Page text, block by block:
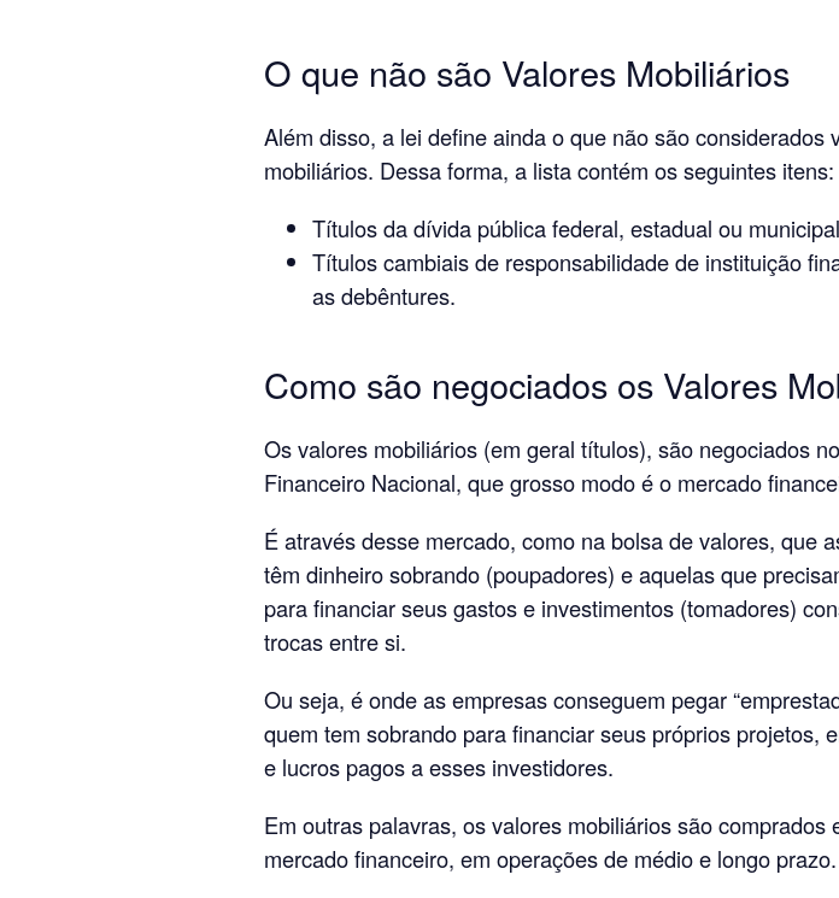
O que não são Valores Mobiliários
Além disso, a lei define ainda o que não são considerados
mobiliários. Dessa forma, a lista contém os seguintes itens:
Títulos da dívida pública federal, estadual ou
Títulos cambiais de responsabilidade de instituição
as debêntures.
Como são negociados os Valores
Os valores mobiliários (em geral títulos), são negociados
Financeiro Nacional, que grosso modo é o mercado
É através desse mercado, como na bolsa de valores, que
têm dinheiro sobrando (poupadores) e aquelas que
para financiar seus gastos e investimentos (tomadores)
trocas entre si.
Ou seja, é onde as empresas conseguem pegar
quem tem sobrando para financiar seus próprios projetos,
e lucros pagos a esses investidores.
Em outras palavras, os valores mobiliários são comprados
mercado financeiro, em operações de médio e longo prazo.